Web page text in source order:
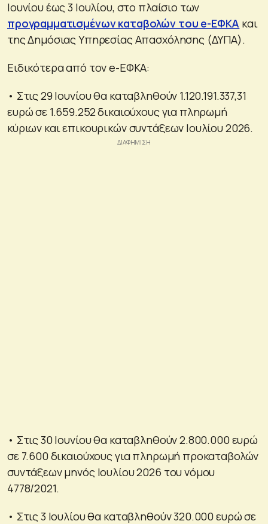
Ιουνίου έως 3 Ιουλίου, στο πλαίσιο των
προγραμματισμένων καταβολών του e-ΕΦΚΑ και
της Δημόσιας Υπηρεσίας Απασχόλησης (ΔΥΠΑ).
Ειδικότερα από τον e-ΕΦΚΑ:
• Στις 29 Ιουνίου θα καταβληθούν 1.120.191.337,31
ευρώ σε 1.659.252 δικαιούχους για πληρωμή
κύριων και επικουρικών συντάξεων Ιουλίου 2026.
• Στις 30 Ιουνίου θα καταβληθούν 2.800.000 ευρώ
σε 7.600 δικαιούχους για πληρωμή προκαταβολών
συντάξεων μηνός Ιουλίου 2026 του νόμου
4778/2021.
• Στις 3 Ιουλίου θα καταβληθούν 320.000 ευρώ σε